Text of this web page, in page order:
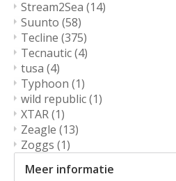
Stream2Sea (14)
Suunto (58)
Tecline (375)
Tecnautic(4)
tusa (4)
Typhoon (1)
wild republic(1)
XTAR(1)
Zeagle (13)
Zoggs (1)
Meer informatie